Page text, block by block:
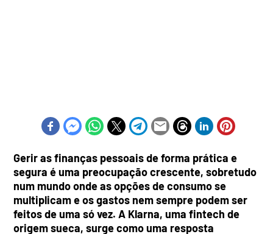
Gerir as finanças pessoais de forma prática e
segura é uma preocupação crescente, sobretudo
num mundo onde as opções de consumo se
multiplicam e os gastos nem sempre podem ser
feitos de uma só vez. A Klarna, uma fintech de
origem sueca, surge como uma resposta